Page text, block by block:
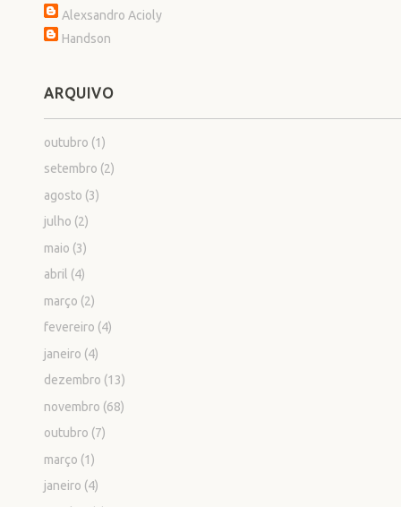
Alexsandro Acioly
Handson
ARQUIVO
outubro (1)
setembro (2)
agosto (3)
julho (2)
maio (3)
abril (4)
março (2)
fevereiro (4)
janeiro (4)
dezembro (13)
novembro (68)
outubro (7)
março (1)
janeiro (4)